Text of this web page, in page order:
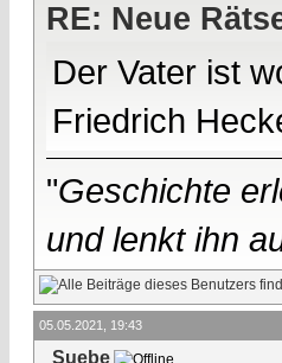
RE: Neue
Der Vater ist
Friedrich
"Geschichte
und lenkt ihn
05.05.2021, 19:43
Suebe